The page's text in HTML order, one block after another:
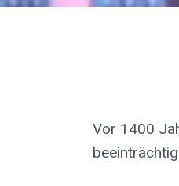
Vor 1400